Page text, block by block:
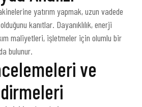
yatırım yapmak, uzun vadede
kanıtlar. Dayanıklılık, enerji
maliyetleri, işletmeler için olumlu bir
bulunur.
ve